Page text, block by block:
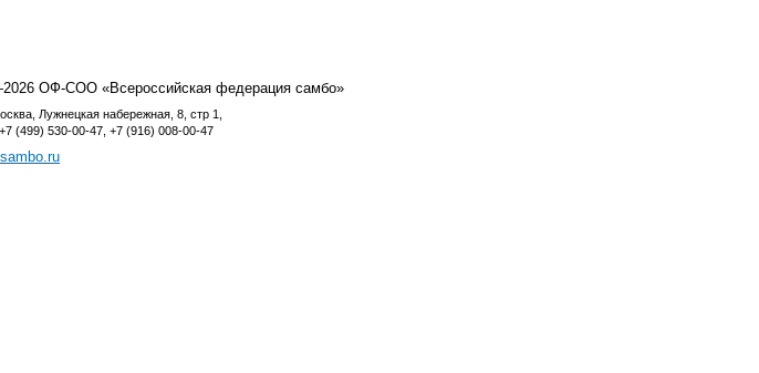
ОФ-СОО «Всероссийская федерация самбо»
Лужнецкая набережная, 8, стр 1,
(499) 530-00-47, +7 (916) 008-00-47